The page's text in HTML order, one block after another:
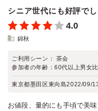
シニア世代にも好評で
4.0
錦秋
ご利用シーン： 茶会
参加者の年齢：60代以上男女比
東京都墨田区東向島2022/09/
お値段、量的にも手頃で美